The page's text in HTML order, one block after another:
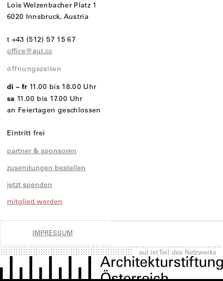
Lois Welzenbacher Platz 1
6020 Innsbruck, Austria
t +43 (512) 57 15 67
office@aut.cc
öffnungszeiten
di – fr 11.00 bis 18.00 Uhr
sa 11.00 bis 17.00 Uhr
an Feiertagen geschlossen
Eintritt frei
partner & sponsoren
zusendungen bestellen
jetzt spenden
mitglied werden
IMPRESSUM
aut ist Teil des Netzwerks